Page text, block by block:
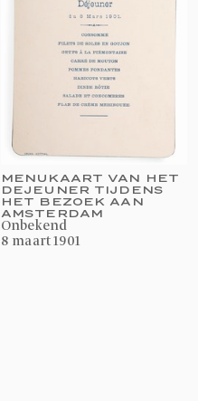
DEJEUNER TIJDENS
HET BEZOEK AAN
AMSTERDAM
onbekend
8 maart 1901